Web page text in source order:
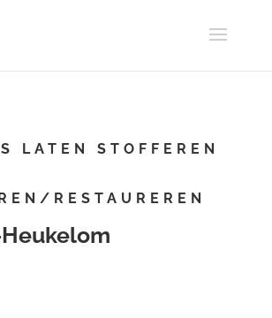
LATEN STOFFEREN
RESTAUREREN